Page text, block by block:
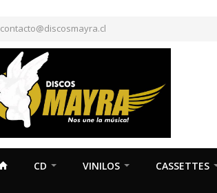
contacto@discosmayra.cl
CD VINILOS CASSETTES